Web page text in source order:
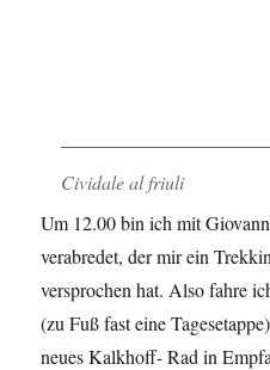
Cividale al friuli
Um 12.00 bin ich mit
verabredet, der mir ein
versprochen hat. Also fahre
(zu Fuß fast eine
neues Kalkhoff- Rad in